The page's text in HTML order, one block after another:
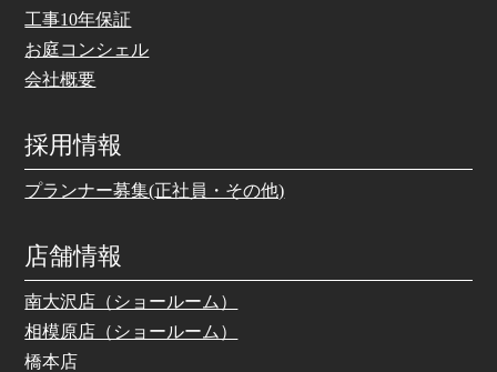
工事10年保証
お庭コンシェル
会社概要
採用情報
プランナー募集(正社員・その他)
店舗情報
南大沢店（ショールーム）
相模原店（ショールーム）
橋本店